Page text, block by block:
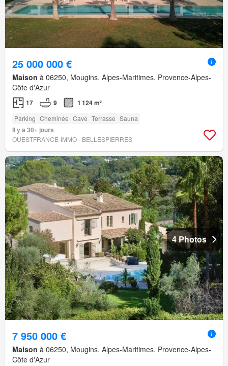
25 000 000 €
Maison à 06250, Mougins, Alpes-Maritimes, Provence-Alpes-
Côte d'Azur
17 9 1 124 m²
Parking Cheminée Cave Terrasse Sauna
Il y a 30+ jours
OUESTFRANCE-IMMO - BELLESPIERRES
4 Photos
7 950 000 €
Maison à 06250, Mougins, Alpes-Maritimes, Provence-Alpes-
Côte d'Azur